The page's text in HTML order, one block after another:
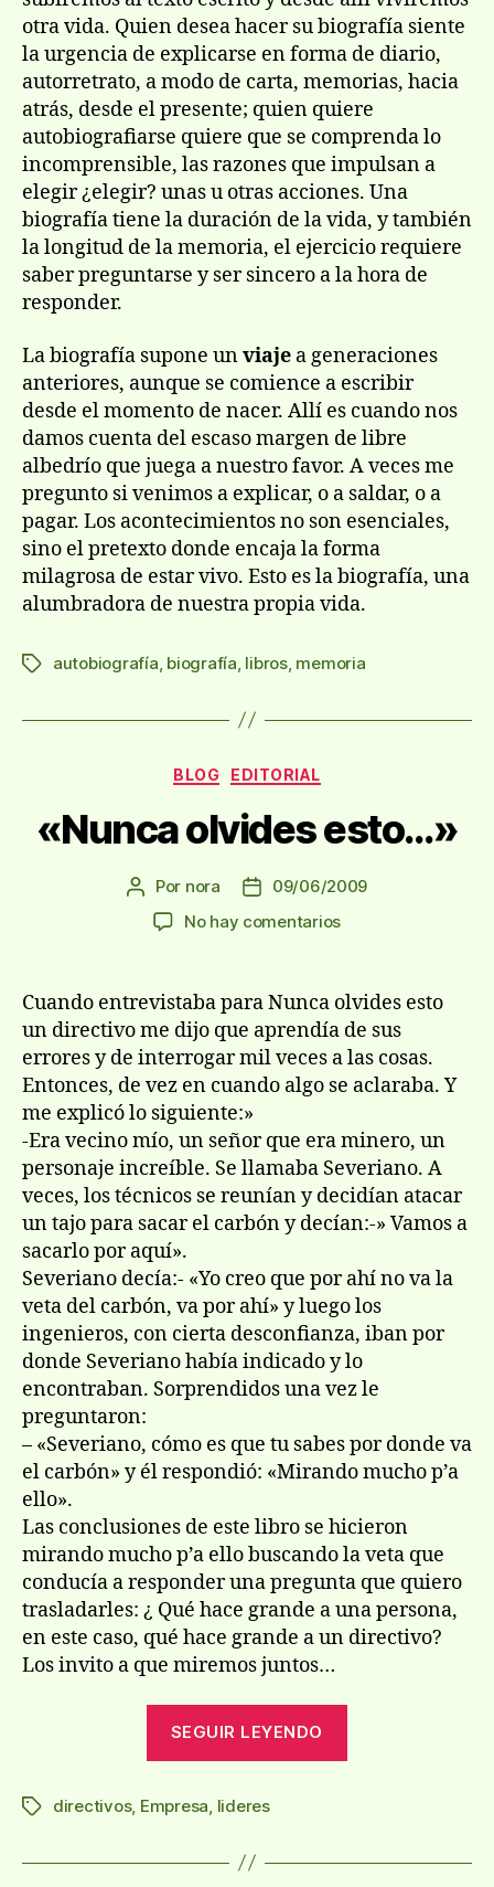
otra vida. Quien desea hacer su biografí­a siente
la urgencia de explicarse en forma de diario,
autorretrato, a modo de carta, memorias, hacia
atrás, desde el presente; quien quiere
autobiografiarse quiere que se comprenda lo
incomprensible, las razones que impulsan a
elegir ¿elegir? unas u otras acciones. Una
biografí­a tiene la duración de la vida, y también
la longitud de la memoria, el ejercicio requiere
saber preguntarse y ser sincero a la hora de
responder.
La biografí­a supone unviaje a generaciones
anteriores, aunque se comience a escribir
desde el momento de nacer. Allí­ es cuando nos
damos cuenta del escaso margen de libre
albedrí­o que juega a nuestro favor. A veces me
pregunto si venimos a explicar, o a saldar, o a
pagar. Los acontecimientos no son esenciales,
sino el pretexto donde encaja la forma
milagrosa de estar vivo. Esto es la biografí­a, una
alumbradora de nuestra propia vida.
Etiquetas
autobiografí­a biografí­a libros, memoria
Categorías
BLOG EDITORIAL
«Nunca olvides esto…»
Autor
de
Por nora
Fecha09/06/2009
No hay comentariosen
esto…»
Cuando entrevistaba para Nunca olvides esto
un directivo me dijo que aprendí­a de sus
errores y de interrogar mil veces a las cosas.
Entonces, de vez en cuando algo se aclaraba. Y
me explicó lo siguiente:»
-Era vecino mí­o, un señor que era minero, un
personaje increí­ble. Se llamaba Severiano. A
veces, los técnicos se reuní­an y decidí­an atacar
un tajo para sacar el carbón y decí­an:-» Vamos a
sacarlo por aquí­».
Severiano decí­a:- «Yo creo que por ahí­ no va la
veta del carbón, va por ahí­» y luego los
ingenieros, con cierta desconfianza, iban por
donde Severiano habí­a indicado y lo
encontraban. Sorprendidos una vez le
preguntaron:
– «Severiano, cómo es que tu sabes por donde va
el carbón» y él respondió: «Mirando mucho p’a
ello».
Las conclusiones de este libro se hicieron
mirando mucho p’a ello buscando la veta que
conducí­a a responder una pregunta que quiero
trasladarles: ¿ Qué hace grande a una persona,
en este caso, qué hace grande a un directivo?
Los invito a que miremos juntos…
SEGUIR LEYENDO
Etiquetas
directivos, Empresa lideres